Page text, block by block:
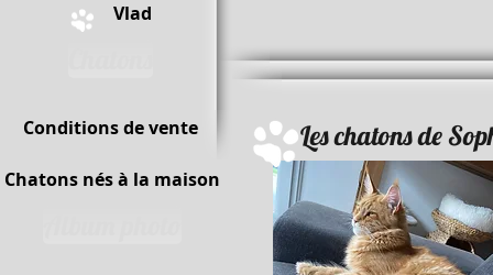
Les chatons de
Vlad
Conditions de vente
Chatons nés à la maison